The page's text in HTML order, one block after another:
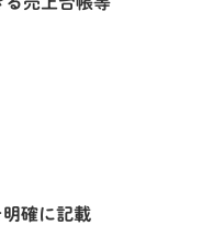
確に記載